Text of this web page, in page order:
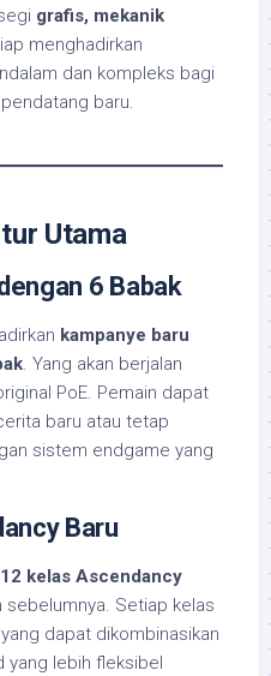
grafis, mekanik
menghadirkan
dan kompleks bagi
baru.
Utama
6 Babak
kampanye baru
. Yang akan berjalan
PoE. Pemain dapat
baru atau tetap
sistem endgame yang
Baru
12 kelas Ascendancy
Setiap kelas
dapat dikombinasikan
yang lebih fleksibel